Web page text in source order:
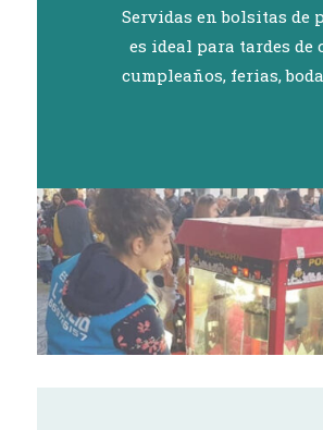
Servidas en bolsitas de
es ideal para tardes de
cumpleaños, ferias,